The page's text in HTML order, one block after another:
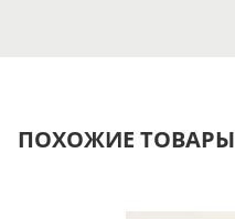
ПОХОЖИЕ ТОВАРЫ